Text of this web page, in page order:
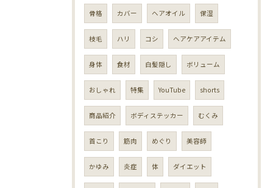
骨格 カバー ヘアオイル 保湿
枝毛 ハリ コシ ヘアケアアイテム
身体 食材 白髪隠し ボリューム
おしゃれ 特集 YouTube shorts
商品紹介 ボディステッカー むくみ
首こり 筋肉 めぐり 美容師
かゆみ 炎症 体 ダイエット